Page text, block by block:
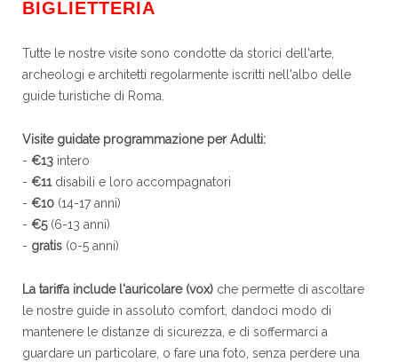
BIGLIETTERIA
Tutte le nostre visite sono condotte da storici dell'arte,
archeologi e architetti regolarmente iscritti nell'albo delle
guide turistiche di Roma.
Visite guidate programmazione per Adulti:
- €13 intero
- €11disabili e loro accompagnatori
- €10 (14-17 anni)
- €5(6-13 anni)
- gratis (0-5 anni)
La tariffa include l'auricolare (vox) che permette di ascoltare
le nostre guide in assoluto comfort, dandoci modo di
mantenere le distanze di sicurezza, e di soffermarci a
guardare un particolare, o fare una foto, senza perdere una